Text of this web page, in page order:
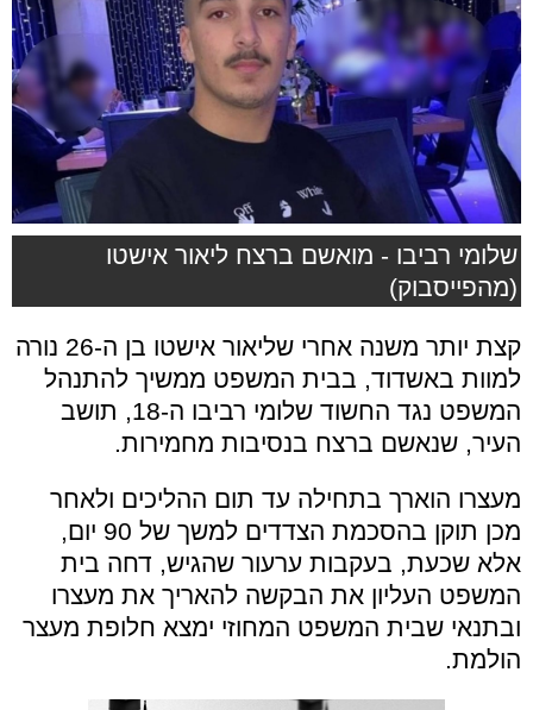
שלומי רביבו - מואשם ברצח ליאור אישטו
(מהפייסבוק)
קצת יותר משנה אחרי שליאור אישטו בן ה-26 נורה
למוות באשדוד, בבית המשפט ממשיך להתנהל
המשפט נגד החשוד שלומי רביבו ה-18, תושב
העיר, שנאשם ברצח בנסיבות מחמירות.
מעצרו הוארך בתחילה עד תום ההליכים ולאחר
מכן תוקן בהסכמת הצדדים למשך של 90 יום,
אלא שכעת, בעקבות ערעור שהגיש, דחה בית
המשפט העליון את הבקשה להאריך את מעצרו
ובתנאי שבית המשפט המחוזי ימצא חלופת מעצר
הולמת.